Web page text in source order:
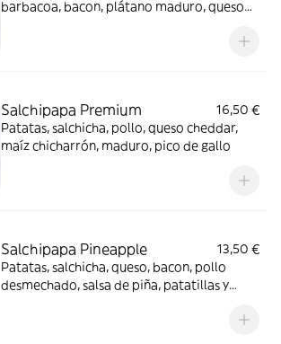
barbacoa, bacon, plátano maduro, queso
Salchipapa Premium
16,50 €
Patatas, salchicha, pollo, queso cheddar,
maíz chicharrón, maduro, pico de gallo
Salchipapa Pineapple
13,50 €
Patatas, salchicha, queso, bacon, pollo
desmechado, salsa de piña, patatillas y